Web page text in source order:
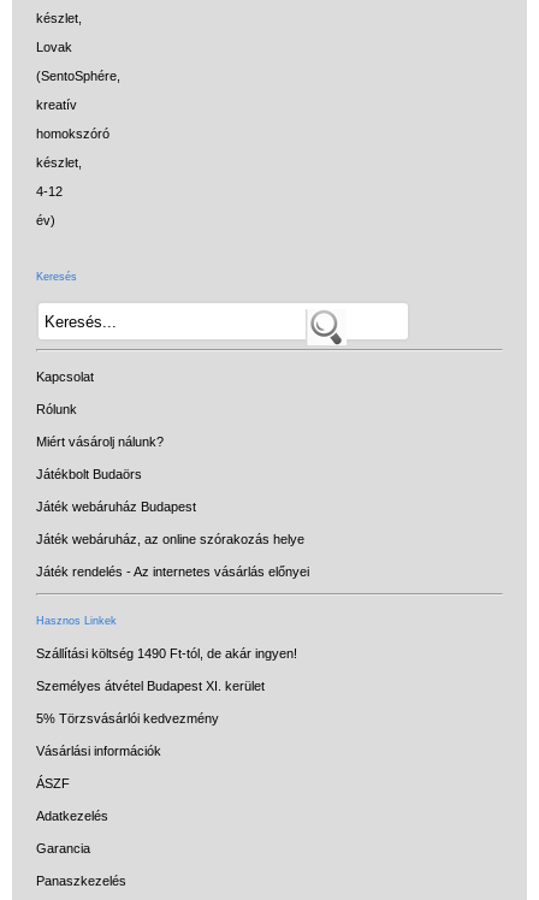
Keresés
Kapcsolat
Rólunk
Miért vásárolj nálunk?
Játékbolt Budaörs
Játék webáruház Budapest
Játék webáruház, az online szórakozás helye
Játék rendelés - Az internetes vásárlás előnyei
Hasznos Linkek
Szállítási költség 1490 Ft-tól, de akár ingyen!
Személyes átvétel Budapest XI. kerület
5% Törzsvásárlói kedvezmény
Vásárlási információk
ÁSZF
Adatkezelés
Garancia
Panaszkezelés